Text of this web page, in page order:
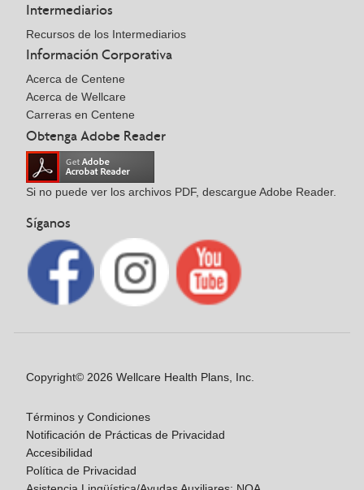
Intermediarios
Recursos de los Intermediarios
Información Corporativa
Acerca de Centene
Acerca de Wellcare
Carreras en Centene
Obtenga Adobe Reader
Si no puede ver los archivos PDF, descargue Adobe Reader.
Síganos
Copyright© 2026 Wellcare Health Plans, Inc.
Términos y Condiciones
Notificación de Prácticas de Privacidad
Accesibilidad
Política de Privacidad